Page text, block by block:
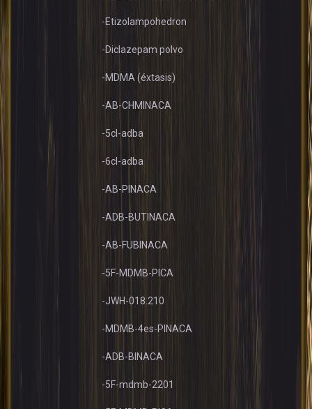
-Etizolampohedron
-Diclazepam polvo
-MDMA (éxtasis)
-AB-CHMINACA
-5cl-adba
-6cl-adba
-AB-PINACA
-ADB-BUTINACA
-AB-FUBINACA
-5F-MDMB-PICA
-JWH-018.210
-MDMB-4es-PINACA
-ADB-BINACA
-5F-mdmb-2201